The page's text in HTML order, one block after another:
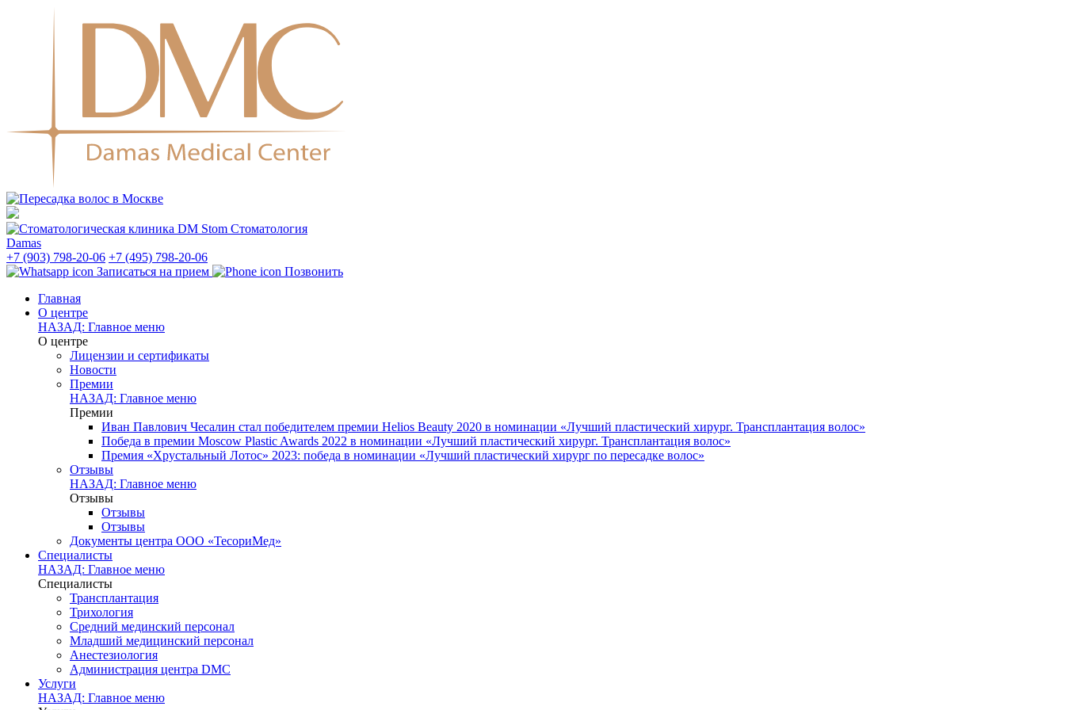
Стоматология
Damas
+7 (903) 798-20-06 +7 (495) 798-20-06
Записаться на прием
Позвонить
Главная
О центре
НАЗАД: Главное меню
О центре
Лицензии и сертификаты
Новости
Премии
НАЗАД: Главное меню
Премии
Иван Павлович Чесалин стал победителем премии Helios Beauty 2020 в номинации «Лучший пластический хирург. Трансплантация волос»
Победа в премии Moscow Plastic Awards 2022 в номинации «Лучший пластический хирург. Трансплантация волос»
Премия «Хрустальный Лотос» 2023: победа в номинации «Лучший пластический хирург по пересадке волос»
Отзывы
НАЗАД: Главное меню
Отзывы
Отзывы
Отзывы
Документы центра ООО «ТесориМед»
Специалисты
НАЗАД: Главное меню
Специалисты
Трансплантация
Трихология
Средний мединский персонал
Младший медицинский персонал
Анестезиология
Администрация центра DMC
Услуги
НАЗАД: Главное меню